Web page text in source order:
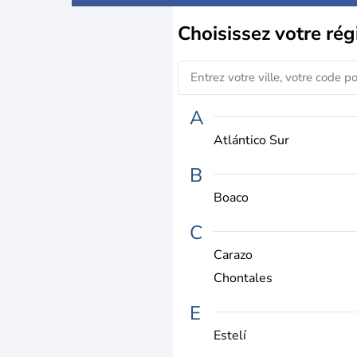
Choisissezvotre
A
Atlántico Sur
B
Boaco
C
Carazo
Chontales
E
Estelí